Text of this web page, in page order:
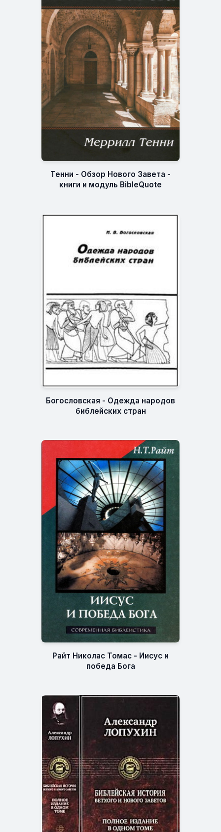
Тенни - Обзор Нового Завета -
книги и модуль BibleQuote
Богословская - Одежда народов
библейских стран
Райт Николас Томас - Иисус и
победа Бога